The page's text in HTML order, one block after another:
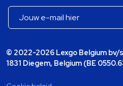
© 2022-2026 Lexgo Belgium
1831 Diegem, Belgium (BE